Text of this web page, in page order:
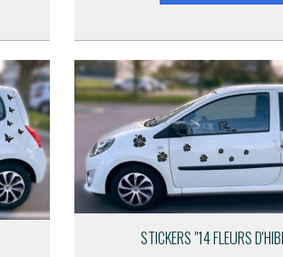
STICKERS "14 FLEURS